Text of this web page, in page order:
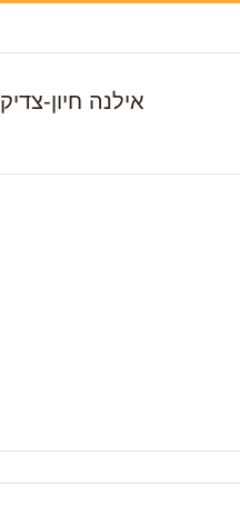
אילנה חיון-צדיק